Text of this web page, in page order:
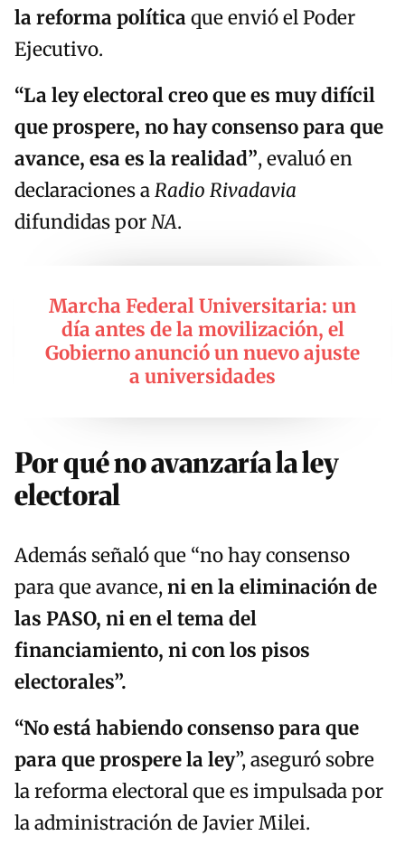
la reforma políticaque envió el Poder
Ejecutivo.
“La ley electoral creo que es muy difícil
que prospere, no hay consenso para que
avance, esa es la realidad”, evaluó en
declaraciones aRadio Rivadavia
difundidas porNA.
Marcha Federal Universitaria: un
día antes de la movilización, el
Gobierno anunció un nuevo ajuste
a universidades
Por qué no avanzaría la ley
electoral
Además señaló que “no hay consenso
para que avance,ni en la eliminación de
las PASO, ni en el tema del
financiamiento, ni con los pisos
electorales”.
“No está habiendo consenso para que
para que prospere la ley”, aseguró sobre
la reforma electoral que es impulsada por
la administración de Javier Milei.